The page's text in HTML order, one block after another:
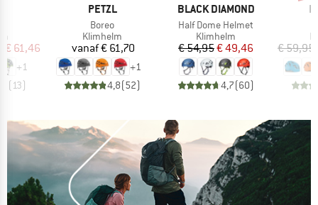
prijs
€ 61,46
+1
(13)
MERK
PETZL
Artikel
Boreo
Productgroep
Klimhelm
Prijs
vanaf€ 61,70
+1
4,8(52)
MERK
BLACK DIAMOND
Artikel
Half Dome Helmet
Productgroep
Klimhelm
Prijs
€ 54,95Verlaagde prijs
€ 49,46
4,7(60)
€ 59,95